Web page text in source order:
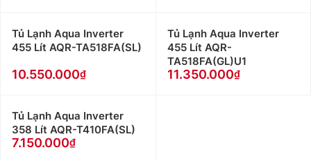
Tủ Lạnh Aqua Inverter
455 Lít AQR-TA518FA(SL)
10.550.000
Tủ Lạnh Aqua Inverter
455 Lít AQR-
TA518FA(GL)U1
11.350.000
Tủ Lạnh Aqua Inverter
358 Lít AQR-T410FA(SL)
7.150.000